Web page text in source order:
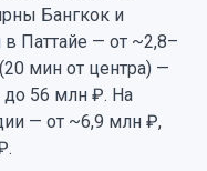
Бангкок и
Паттайе — от ~2,8–
мин от центра) —
56 млн ₽. На
— от ~6,9 млн ₽,